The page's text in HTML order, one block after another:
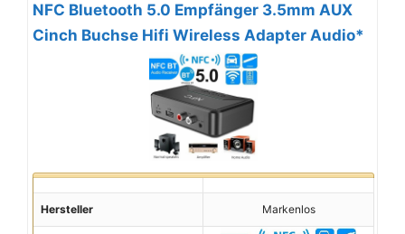
NFC Bluetooth 5.0 Empfänger 3.5mm AUX
Cinch Buchse Hifi Wireless Adapter Audio*
Hersteller Markenlos